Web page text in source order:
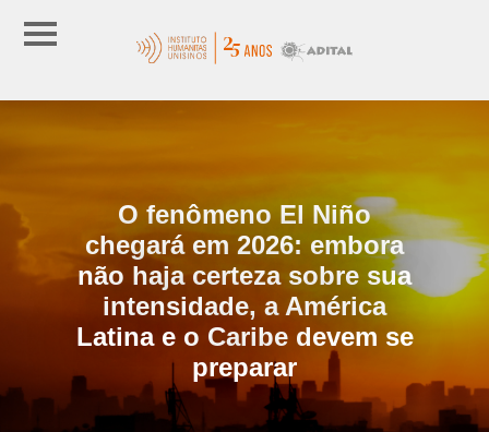
O fenômeno El Niño
chegará em 2026: embora
não haja certeza sobre sua
intensidade, a América
Latina e o Caribe devem se
preparar